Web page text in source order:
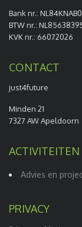
Bank nr.:
BTW nr.:
KVK nr.: 66072026
CONTACT
just4future
Minden 21
7327 AW Apeldoorn
ACTIVITEITEN
Advies en
PRIVACY